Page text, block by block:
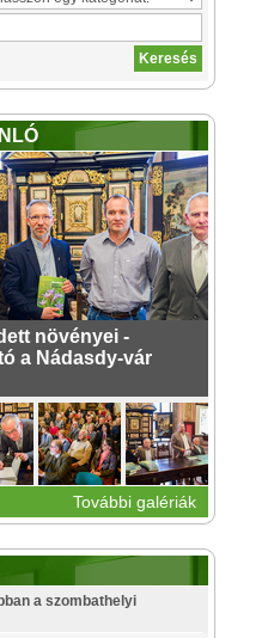
növényei -
a Nádasdy-vár
További galériák
a szombathelyi